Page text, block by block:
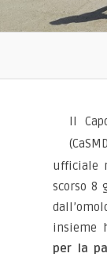
Il
ufficiale
scorso 8
insieme
per la